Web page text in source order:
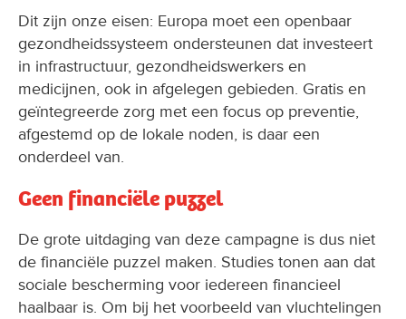
Dit zijn onze eisen: Europa moet een openbaar
gezondheidssysteem ondersteunen dat investeert
in infrastructuur, gezondheidswerkers en
medicijnen, ook in afgelegen gebieden. Gratis en
geïntegreerde zorg met een focus op preventie,
afgestemd op de lokale noden, is daar een
onderdeel van.
Geen financiële puzzel
De grote uitdaging van deze campagne is dus niet
de financiële puzzel maken. Studies tonen aan dat
sociale bescherming voor iedereen financieel
haalbaar is. Om bij het voorbeeld van vluchtelingen